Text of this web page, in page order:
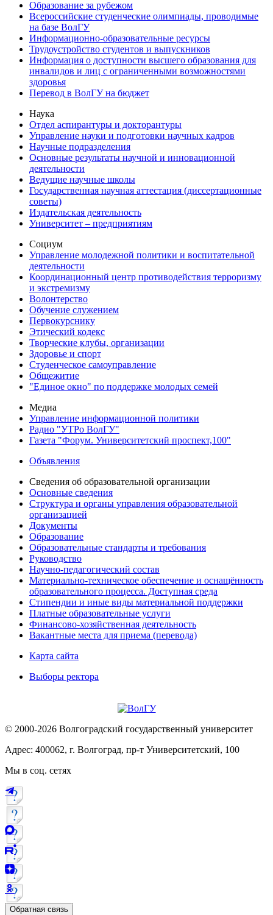
Образование за рубежом
Всероссийские студенческие олимпиады, проводимые
на базе ВолГУ
Информационно-образовательные ресурсы
Трудоустройство студентов и выпускников
Информация о доступности высшего образования для
инвалидов и лиц с ограниченными возможностями
здоровья
Перевод в ВолГУ на бюджет
Наука
Отдел аспирантуры и докторантуры
Управление науки и подготовки научных кадров
Научные подразделения
Основные результаты научной и инновационной
деятельности
Ведущие научные школы
Государственная научная аттестация (диссертационные
советы)
Издательская деятельность
Университет – предприятиям
Социум
Управление молодежной политики и воспитательной
деятельности
Координационный центр противодействия терроризму
и экстремизму
Волонтерство
Обучение служением
Первокурснику
Этический кодекс
Творческие клубы, организации
Здоровье и спорт
Студенческое самоуправление
Общежитие
"Единое окно" по поддержке молодых семей
Медиа
Управление информационной политики
Радио "УТРо ВолГУ"
Газета "Форум. Университетский проспект,100"
Объявления
Сведения об образовательной организации
Основные сведения
Структура и органы управления образовательной
организацией
Документы
Образование
Образовательные стандарты и требования
Руководство
Научно-педагогический состав
Материально-техническое обеспечение и оснащённость
образовательного процесса. Доступная среда
Стипендии и иные виды материальной поддержки
Платные образовательные услуги
Финансово-хозяйственная деятельность
Вакантные места для приема (перевода)
Карта сайта
Выборы ректора
© 2000-2026 Волгоградский государственный университет
Адрес: 400062, г. Волгоград, пр-т Университетский, 100
Мы в соц. сетях
Обратная связь